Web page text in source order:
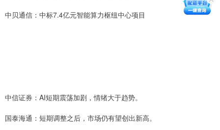
中贝通信：中标7.4亿元智能算力枢纽中心项目
中信证券：AI短期震荡加剧，情绪大于趋势。
国泰海通：短期调整之后，市场仍有望创出新高。